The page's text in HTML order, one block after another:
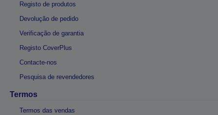
Registo de produtos
Devolução de pedido
Verificação de garantia
Registo CoverPlus
Contacte-nos
Pesquisa de revendedores
Termos
Termos das vendas